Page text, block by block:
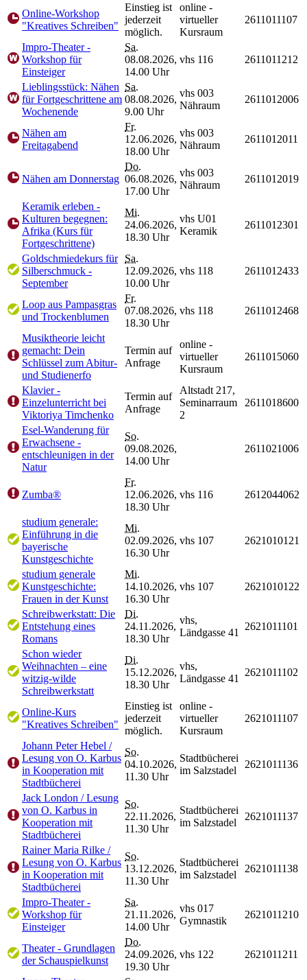
Online-Workshop
"Kreatives Schreiben"
Einstieg ist
jederzeit
möglich.
online -
virtueller
Kursraum
2611011107
Impro-Theater -
Workshop für
Einsteiger
Sa.
08.08.2026,
14.00 Uhr
vhs 116 2611011212
Lieblingsstück: Nähen
für Fortgeschrittene am
Wochenende
Sa.
08.08.2026,
9.00 Uhr
vhs 003
Nähraum
2611012006
Nähen am
Freitagabend
Fr.
12.06.2026,
18.00 Uhr
vhs 003
Nähraum
2611012011
Nähen am Donnerstag
Do.
06.08.2026,
17.00 Uhr
vhs 003
Nähraum
2611012019
Keramik erleben -
Kulturen begegnen:
Afrika (Kurs für
Fortgeschrittene)
Mi.
24.06.2026,
18.30 Uhr
vhs U01
Keramik
2611012301
Goldschmiedekurs für
Silberschmuck -
September
Sa.
12.09.2026,
10.00 Uhr
vhs 118 2611012433
Loop aus Pampasgras
und Trockenblumen
Fr.
07.08.2026,
18.30 Uhr
vhs 118 2611012468
Musiktheorie leicht
gemacht: Dein
Schlüssel zum Abitur-
und Studienerfo
Termin auf
Anfrage
online -
virtueller
Kursraum
2611015060
Klavier -
Einzelunterricht bei
Viktoriya Timchenko
Termin auf
Anfrage
Altstadt 217,
Seminarraum
2
2611018600
Esel-Wanderung für
Erwachsene -
entschleunigen in der
Natur
So.
09.08.2026,
14.00 Uhr
2611021006
Zumba®
Fr.
12.06.2026,
18.30 Uhr
vhs 116 2612044062
studium generale:
Einführung in die
bayerische
Kunstgeschichte
Mi.
02.09.2026,
16.30 Uhr
vhs 107 2621010121
studium generale
Kunstgeschichte:
Frauen in der Kunst
Mi.
14.10.2026,
16.30 Uhr
vhs 107 2621010122
Schreibwerkstatt: Die
Entstehung eines
Romans
Di.
24.11.2026,
18.30 Uhr
vhs,
Ländgasse 41
2621011101
Schon wieder
Weihnachten – eine
witzig-wilde
Schreibwerkstatt
Di.
15.12.2026,
18.30 Uhr
vhs,
Ländgasse 41
2621011102
Online-Kurs
"Kreatives Schreiben"
Einstieg ist
jederzeit
möglich.
online -
virtueller
Kursraum
2621011107
Johann Peter Hebel /
Lesung von O. Karbus
in Kooperation mit
Stadtbücherei
So.
04.10.2026,
11.30 Uhr
Stadtbücherei
im Salzstadel
2621011136
Jack London / Lesung
von O. Karbus in
Kooperation mit
Stadtbücherei
So.
22.11.2026,
11.30 Uhr
Stadtbücherei
im Salzstadel
2621011137
Rainer Maria Rilke /
Lesung von O. Karbus
in Kooperation mit
Stadtbücherei
So.
13.12.2026,
11.30 Uhr
Stadtbücherei
im Salzstadel
2621011138
Impro-Theater -
Workshop für
Einsteiger
Sa.
21.11.2026,
14.00 Uhr
vhs 017
Gymnastik
2621011210
Theater - Grundlagen
der Schauspielkunst
Do.
24.09.2026,
19.30 Uhr
vhs 122 2621011211